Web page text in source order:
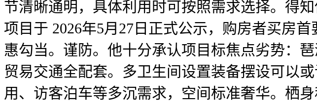
节清晰通明，具体利用时可按照需求选择。得
项目于 2026年5月27日正式公示，购房者买房
惠勾当。谨防。他十分承认项目标焦点劣势：
贸易交通全配套。多卫生间设置装备摆设可以
用、访客泊车等多沉需求，空间标准奢华。栖